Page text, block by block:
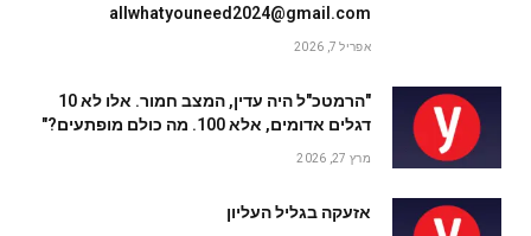
allwhatyouneed2024@gmail.com
אפריל 7, 2026
"הרמטכ"ל היה עדין, המצב חמור. אלו לא 10
דגלים אדומים, אלא 100. מה כולם מופתעים?"
מרץ 27, 2026
אזעקה בגליל העליון